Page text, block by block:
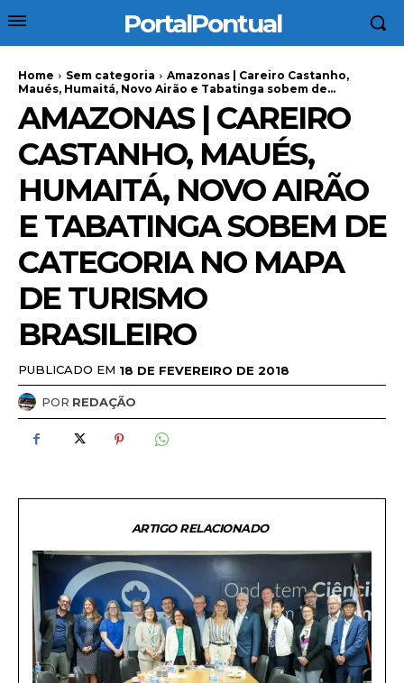
PortalPontual
Home Sem categoria
Amazonas | Careiro Castanho,
Maués, Humaitá, Novo Airão e Tabatinga sobem de...
AMAZONAS | CAREIRO
CASTANHO, MAUÉS,
HUMAITÁ, NOVO AIRÃO
E TABATINGA SOBEM DE
CATEGORIA NO MAPA
DE TURISMO
BRASILEIRO
PUBLICADO EM 18 DE FEVEREIRO DE 2018
POR REDAÇÃO
ARTIGO RELACIONADO